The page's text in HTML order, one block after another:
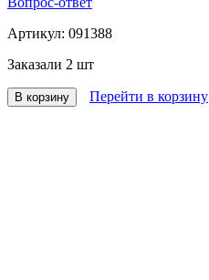
Артикул: 091388
Заказали 2 шт
В корзину Перейти в корзину